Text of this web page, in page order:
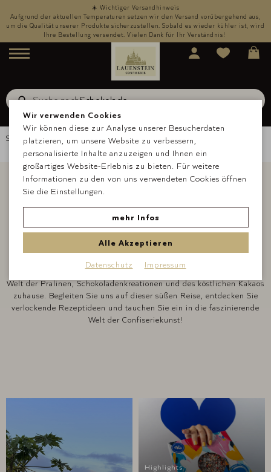
☀️ Wichtiger Versandhinweis
Aufgrund der aktuellen Temperaturen setzen wir den Versand vorübergehend aus,
um die Qualität unserer Produkte sicherzustellen. Sobald es wieder kühler ist, wird
Ihre Bestellung versendet. Vielen Dank für Ihr Verständnis!
Menü
Suche nachSchokolade
Startseite Über uns Blog
Lauenstein Confiserie
Blog
Willkommen im Lauenstein Confiserie Blog! Wir fühlen uns in der
Welt der Pralinen, Schokoladenkreationen und des köstlichen Kakaos
zuhause. Begleiten Sie uns auf dieser süßen Reise, entdecken Sie
verlockende Rezeptideen und tauchen Sie ein in die faszinierende
Welt der Confiseriekunst!
Highlights
Wir verwenden Cookies
Wir können diese zur Analyse unserer Besucherdaten
platzieren, um unsere Website zu verbessern,
personalisierte Inhalte anzuzeigen und Ihnen ein
großartiges Website-Erlebnis zu bieten. Für weitere
Informationen zu den von uns verwendeten Cookies öffnen
Sie die Einstellungen.
mehr Infos
Alle Akzeptieren
Datenschutz Impressum